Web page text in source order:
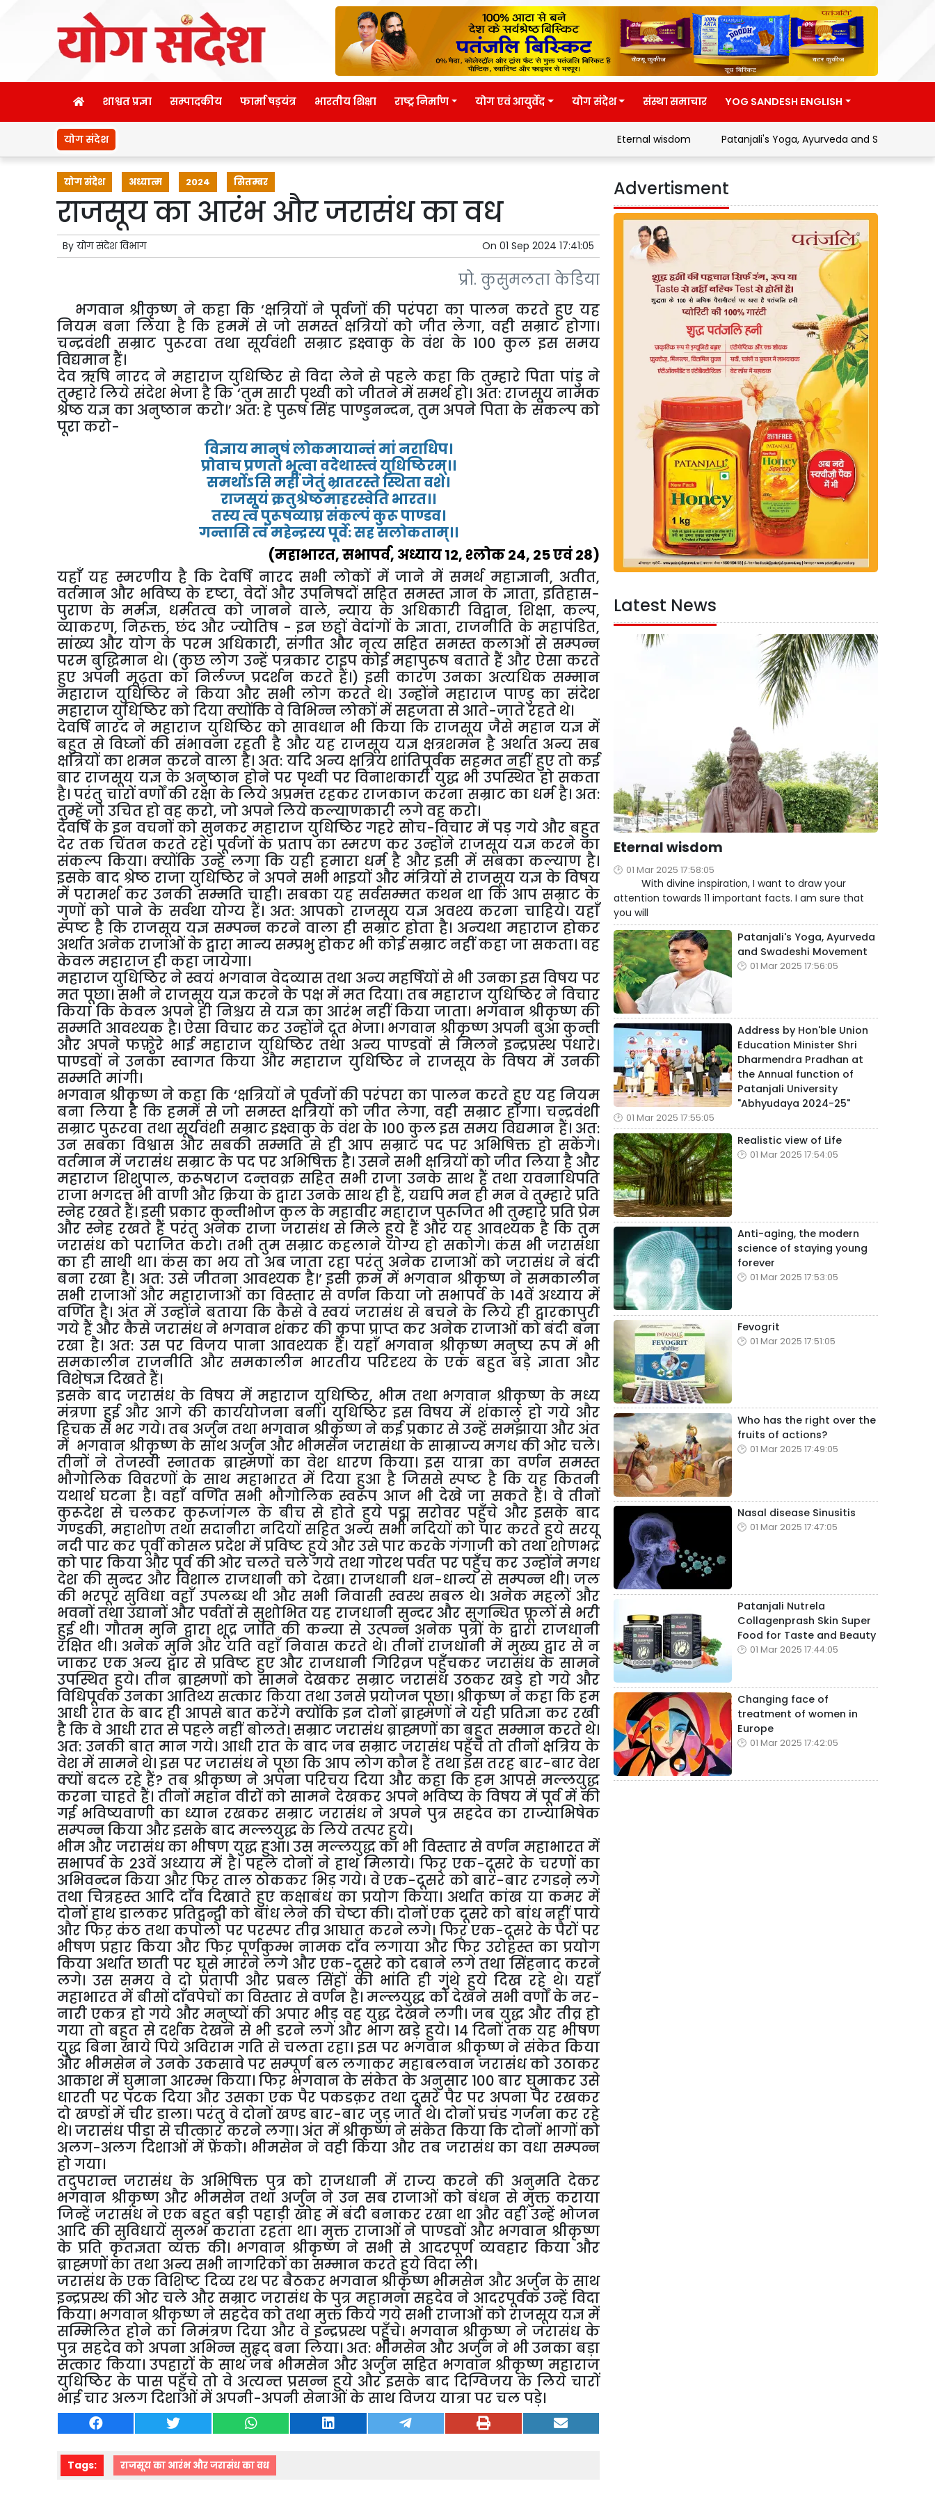
शाश्वत प्रज्ञा सम्पादकीय फार्मा षड़यंत्र भारतीय शिक्षा राष्ट्र निर्माण योग एवं आयुर्वेद योग संदेश संस्था समाचार YOG SANDESH ENGLISH
योग संदेश Eternal wisdom Patanjali's Yoga, Ayurveda and Swadeshi Movement
योग संदेश अध्यात्म 2024 सितम्बर
राजसूय का आरंभ और जरासंध का वध
By योग संदेश विभाग On 01 Sep 2024 17:41:05
प्रो. कुसुमलता केडिया
भगवान श्रीकृष्ण ने कहा कि ‘क्षत्रियों ने पूर्वजों की परंपरा का पालन करते हुए यह
नियम बना लिया है कि हममें से जो समस्त क्षत्रियों को जीत लेगा, वही सम्राट होगा।
चन्द्रवंशी सम्राट पुरूरवा तथा सूर्यवंशी सम्राट इक्ष्वाकु के वंश के 100 कुल इस समय
विद्यमान हैं।
देव ऋषि नारद ने महाराज युधिष्ठिर से विदा लेने से पहले कहा कि तुम्हारे पिता पांडु ने
तुम्हारे लिये संदेश भेजा है कि ‘तुम सारी पृथ्वी को जीतने में समर्थ हो। अत: राजसूय नामक
श्रेष्ठ यज्ञ का अनुष्ठान करो।’ अत: हे पुरूष सिंह पाण्डुनन्दन, तुम अपने पिता के संकल्प को
पूरा करो-
विज्ञाय मानुषं लोकमायान्तं मां नराधिप।
प्रोवाच प्रणतो भूत्वा वदेथास्त्वं युधिष्ठिरम्।।
समर्थोऽसि महीं जेतुं भ्रातरस्ते स्थिता वशे।
राजसूयं क्रतुश्रेष्ठमाहरस्वेति भारत।।
तस्य त्वं पुरूषव्याघ्र संकल्पं कुरू पाण्डव।
गन्तासि त्वं महेन्द्रस्य पूर्वे: सह सलोकताम्।।
(महाभारत, सभापर्व, अध्याय 12, श्लोक 24, 25 एवं 28)
यहाँ यह स्मरणीय है कि देवर्षि नारद सभी लोकों में जाने में समर्थ महाज्ञानी, अतीत,
वर्तमान और भविष्य के दृष्टा, वेदों और उपनिषदों सहित समस्त ज्ञान के ज्ञाता, इतिहास-
पुराण के मर्मज्ञ, धर्मतत्व को जानने वाले, न्याय के अधिकारी विद्वान, शिक्षा, कल्प,
व्याकरण, निरूक्त, छंद और ज्योतिष - इन छहों वेदांगों के ज्ञाता, राजनीति के महापंडित,
सांख्य और योग के परम अधिकारी, संगीत और नृत्य सहित समस्त कलाओं से सम्पन्न
परम बुद्धिमान थे। (कुछ लोग उन्हें पत्रकार टाइप कोई महापुरूष बताते हैं और ऐसा करते
हुए अपनी मूढ़ता का निर्लज्ज प्रदर्शन करते हैं।) इसी कारण उनका अत्यधिक सम्मान
महाराज युधिष्ठिर ने किया और सभी लोग करते थे। उन्होंने महाराज पाण्डु का संदेश
महाराज युधिष्ठिर को दिया क्योंकि वे विभिन्न लोकों में सहजता से आते-जाते रहते थे।
देवर्षि नारद ने महाराज युधिष्ठिर को सावधान भी किया कि राजसूय जैसे महान यज्ञ में
बहुत से विघ्नों की संभावना रहती है और यह राजसूय यज्ञ क्षत्रशमन है अर्थात अन्य सब
क्षत्रियों का शमन करने वाला है। अत: यदि अन्य क्षत्रिय शांतिपूर्वक सहमत नहीं हुए तो कई
बार राजसूय यज्ञ के अनुष्ठान होने पर पृथ्वी पर विनाशकारी युद्ध भी उपस्थित हो सकता
है। परंतु चारों वर्णों की रक्षा के लिये अप्रमत्त रहकर राजकाज करना सम्राट का धर्म है। अत:
तुम्हें जो उचित हो वह करो, जो अपने लिये कल्याणकारी लगे वह करो।
देवर्षि के इन वचनों को सुनकर महाराज युधिष्ठिर गहरे सोच-विचार में पड़ गये और बहुत
देर तक चिंतन करते रहे। पूर्वजों के प्रताप का स्मरण कर उन्होंने राजसूय यज्ञ करने का
संकल्प किया। क्योंकि उन्हें लगा कि यही हमारा धर्म है और इसी में सबका कल्याण है।
इसके बाद श्रेष्ठ राजा युधिष्ठिर ने अपने सभी भाइयों और मंत्रियों से राजसूय यज्ञ के विषय
में परामर्श कर उनकी सम्मति चाही। सबका यह सर्वसम्मत कथन था कि आप सम्राट के
गुणों को पाने के सर्वथा योग्य हैं। अत: आपको राजसूय यज्ञ अवश्य करना चाहिये। यहाँ
स्पष्ट है कि राजसूय यज्ञ सम्पन्न करने वाला ही सम्राट होता है। अन्यथा महाराज होकर
अर्थात अनेक राजाओं के द्वारा मान्य सम्प्रभु होकर भी कोई सम्राट नहीं कहा जा सकता। वह
केवल महाराज ही कहा जायेगा।
महाराज युधिष्ठिर ने स्वयं भगवान वेदव्यास तथा अन्य महर्षियों से भी उनका इस विषय पर
मत पूछा। सभी ने राजसूय यज्ञ करने के पक्ष में मत दिया। तब महाराज युधिष्ठिर ने विचार
किया कि केवल अपने ही निश्चय से यज्ञ का आरंभ नहीं किया जाता। भगवान श्रीकृष्ण की
सम्मति आवश्यक है। ऐसा विचार कर उन्होंने दूत भेजा। भगवान श्रीकृष्ण अपनी बुआ कुन्ती
और अपने फफ़़ुेरे भाई महाराज युधिष्ठिर तथा अन्य पाण्डवों से मिलने इन्द्रप्रस्थ पधारे।
पाण्डवों ने उनका स्वागत किया और महाराज युधिष्ठिर ने राजसूय के विषय में उनकी
सम्मति मांगी।
भगवान श्रीकृष्ण ने कहा कि ‘क्षत्रियों ने पूर्वजों की परंपरा का पालन करते हुए यह नियम
बना लिया है कि हममें से जो समस्त क्षत्रियों को जीत लेगा, वही सम्राट होगा। चन्द्रवंशी
सम्राट पुरूरवा तथा सूर्यवंशी सम्राट इक्ष्वाकु के वंश के 100 कुल इस समय विद्यमान हैं। अत:
उन सबका विश्वास और सबकी सम्मति से ही आप सम्राट पद पर अभिषिक्त हो सकेंगे।
वर्तमान में जरासंध सम्राट के पद पर अभिषिक्त है। उसने सभी क्षत्रियों को जीत लिया है और
महाराज शिशुपाल, करूषराज दन्तवक्र सहित सभी राजा उनके साथ हैं तथा यवनाधिपति
राजा भगदत्त भी वाणी और क्रिया के द्वारा उनके साथ ही हैं, यद्यपि मन ही मन वे तुम्हारे प्रति
स्नेह रखते हैं। इसी प्रकार कुन्तीभोज कुल के महावीर महाराज पुरूजित भी तुम्हारे प्रति प्रेम
और स्नेह रखते हैं परंतु अनेक राजा जरासंध से मिले हुये हैं और यह आवश्यक है कि तुम
जरासंध को पराजित करो। तभी तुम सम्राट कहलाने योग्य हो सकोगे। कंस भी जरासंधा
का ही साथी था। कंस का भय तो अब जाता रहा परंतु अनेक राजाओं को जरासंध ने बंदी
बना रखा है। अत: उसे जीतना आवश्यक है।’ इसी क्रम में भगवान श्रीकृष्ण ने समकालीन
सभी राजाओं और महाराजाओं का विस्तार से वर्णन किया जो सभापर्व के 14वें अध्याय में
वर्णित है। अंत में उन्होंने बताया कि कैसे वे स्वयं जरासंध से बचने के लिये ही द्वारकापुरी
गये हैं और कैसे जरासंध ने भगवान शंकर की कृपा प्राप्त कर अनेक राजाओं को बंदी बना
रखा है। अत: उस पर विजय पाना आवश्यक है। यहाँ भगवान श्रीकृष्ण मनुष्य रूप में भी
समकालीन राजनीति और समकालीन भारतीय परिदृश्य के एक बहुत बड़े ज्ञाता और
विशेषज्ञ दिखते हैं।
इसके बाद जरासंध के विषय में महाराज युधिष्ठिर, भीम तथा भगवान श्रीकृष्ण के मध्य
मंत्रणा हुई और आगे की कार्ययोजना बनी। युधिष्ठिर इस विषय में शंकालु हो गये और
हिचक से भर गये। तब अर्जुन तथा भगवान श्रीकृष्ण ने कई प्रकार से उन्हें समझाया और अंत
में भगवान श्रीकृष्ण के साथ अर्जुन और भीमसेन जरासंधा के साम्राज्य मगध की ओर चले।
तीनों ने तेजस्वी स्नातक ब्राह्मणों का वेश धारण किया। इस यात्रा का वर्णन समस्त
भौगोलिक विवरणों के साथ महाभारत में दिया हुआ है जिससे स्पष्ट है कि यह कितनी
यथार्थ घटना है। वहाँ वर्णित सभी भौगोलिक स्वरूप आज भी देखे जा सकते हैं। वे तीनों
कुरूदेश से चलकर कुरूजांगल के बीच से होते हुये पद्म सरोवर पहुँचे और इसके बाद
गण्डकी, महाशोण तथा सदानीरा नदियों सहित अन्य सभी नदियों को पार करते हुये सरयू
नदी पार कर पूर्वी कोसल प्रदेश में प्रविष्ट हुये और उसे पार करके गंगाजी को तथा शोणभद्र
को पार किया और पूर्व की ओर चलते चले गये तथा गोरथ पर्वत पर पहुँच कर उन्होंने मगध
देश की सुन्दर और विशाल राजधानी को देखा। राजधानी धन-धान्य से सम्पन्न थी। जल
की भरपूर सुविधा वहाँ उपलब्ध थी और सभी निवासी स्वस्थ सबल थे। अनेक महलों और
भवनों तथा उद्यानों और पर्वतों से सुशोभित यह राजधानी सुन्दर और सुगन्धित फ़ूलों से भरी
हुई थी। गौतम मुनि द्वारा शूद्र जाति की कन्या से उत्पन्न अनेक पुत्रों के द्वारा राजधानी
रक्षित थी। अनेक मुनि और यति वहाँ निवास करते थे। तीनों राजधानी में मुख्य द्वार से न
जाकर एक अन्य द्वार से प्रविष्ट हुए और राजधानी गिरिव्रज पहुँचकर जरासंध के सामने
उपस्थित हुये। तीन ब्राह्मणों को सामने देखकर सम्राट जरासंध उठकर खड़े हो गये और
विधिपूर्वक उनका आतिथ्य सत्कार किया तथा उनसे प्रयोजन पूछा। श्रीकृष्ण ने कहा कि हम
आधी रात के बाद ही आपसे बात करेंगे क्योंकि इन दोनों ब्राह्मणों ने यही प्रतिज्ञा कर रखी
है कि वे आधी रात से पहले नहीं बोलते। सम्राट जरासंध ब्राह्मणों का बहुत सम्मान करते थे।
अत: उनकी बात मान गये। आधी रात के बाद जब सम्राट जरासंध पहुँचे तो तीनों क्षत्रिय के
वेश में सामने थे। इस पर जरासंध ने पूछा कि आप लोग कौन हैं तथा इस तरह बार-बार वेश
क्यों बदल रहे हैं? तब श्रीकृष्ण ने अपना परिचय दिया और कहा कि हम आपसे मल्लयुद्ध
करना चाहते हैं। तीनों महान वीरों को सामने देखकर अपने भविष्य के विषय में पूर्व में की
गई भविष्यवाणी का ध्यान रखकर सम्राट जरासंध ने अपने पुत्र सहदेव का राज्याभिषेक
सम्पन्न किया और इसके बाद मल्लयुद्ध के लिये तत्पर हुये।
भीम और जरासंध का भीषण युद्ध हुआ। उस मल्लयुद्ध का भी विस्तार से वर्णन महाभारत में
सभापर्व के 23वें अध्याय में है। पहले दोनों ने हाथ मिलाये। फिऱ एक-दूसरे के चरणों का
अभिवन्दन किया और फिऱ ताल ठोककर भिड़ गये। वे एक-दूसरे को बार-बार रगडऩे लगे
तथा चित्रहस्त आदि दाँव दिखाते हुए कक्षाबंध का प्रयोग किया। अर्थात कांख या कमर में
दोनों हाथ डालकर प्रतिद्वन्द्वी को बांध लेने की चेष्टा की। दोनों एक दूसरे को बांध नहीं पाये
और फिऱ कंठ तथा कपोलो पर परस्पर तीव्र आघात करने लगे। फिऱ एक-दूसरे के पैरों पर
भीषण प्रहार किया और फिऱ पूर्णकुम्भ नामक दाँव लगाया और फिऱ उरोहस्त का प्रयोग
किया अर्थात छाती पर घूसे मारने लगे और एक-दूसरे को दबाने लगे तथा सिंहनाद करने
लगे। उस समय वे दो प्रतापी और प्रबल सिंहों की भांति ही गुंथे हुये दिख रहे थे। यहाँ
महाभारत में बीसों दाँवपेचों का विस्तार से वर्णन है। मल्लयुद्ध को देखने सभी वर्णों के नर-
नारी एकत्र हो गये और मनुष्यों की अपार भीड़ वह युद्ध देखने लगी। जब युद्ध और तीव्र हो
गया तो बहुत से दर्शक देखने से भी डरने लगे और भाग खड़े हुये। 14 दिनों तक यह भीषण
युद्ध बिना खाये पिये अविराम गति से चलता रहा। इस पर भगवान श्रीकृष्ण ने संकेत किया
और भीमसेन ने उनके उकसावे पर सम्पूर्ण बल लगाकर महाबलवान जरासंध को उठाकर
आकाश में घुमाना आरम्भ किया। फिऱ भगवान के संकेत के अनुसार 100 बार घुमाकर उसे
धारती पर पटक दिया और उसका एक पैर पकडक़र तथा दूसरे पैर पर अपना पैर रखकर
दो खण्डों में चीर डाला। परंतु वे दोनों खण्ड बार-बार जुड़ जाते थे। दोनों प्रचंड गर्जना कर रहे
थे। जरासंध पीड़ा से चीत्कार करने लगा। अंत में श्रीकृष्ण ने संकेत किया कि दोनों भागों को
अलग-अलग दिशाओं में फ़ेंको। भीमसेन ने वही किया और तब जरासंध का वधा सम्पन्न
हो गया।
तदुपरान्त जरासंध के अभिषिक्त पुत्र को राजधानी में राज्य करने की अनुमति देकर
भगवान श्रीकृष्ण और भीमसेन तथा अर्जुन ने उन सब राजाओं को बंधन से मुक्त कराया
जिन्हें जरासंध ने एक बहुत बड़ी पहाड़ी खोह में बंदी बनाकर रखा था और वहीं उन्हें भोजन
आदि की सुविधायें सुलभ कराता रहता था। मुक्त राजाओं ने पाण्डवों और भगवान श्रीकृष्ण
के प्रति कृतज्ञता व्यक्त की। भगवान श्रीकृष्ण ने सभी से आदरपूर्ण व्यवहार किया और
ब्राह्मणों का तथा अन्य सभी नागरिकों का सम्मान करते हुये विदा ली।
जरासंध के एक विशिष्ट दिव्य रथ पर बैठकर भगवान श्रीकृष्ण भीमसेन और अर्जुन के साथ
इन्द्रप्रस्थ की ओर चले और सम्राट जरासंध के पुत्र महामना सहदेव ने आदरपूर्वक उन्हें विदा
किया। भगवान श्रीकृष्ण ने सहदेव को तथा मुक्त किये गये सभी राजाओं को राजसूय यज्ञ में
सम्मिलित होने का निमंत्रण दिया और वे इन्द्रप्रस्थ पहुँचे। भगवान श्रीकृष्ण ने जरासंध के
पुत्र सहदेव को अपना अभिन्न सुहृद् बना लिया। अत: भीमसेन और अर्जुन ने भी उनका बड़ा
सत्कार किया। उपहारों के साथ जब भीमसेन और अर्जुन सहित भगवान श्रीकृष्ण महाराज
युधिष्ठिर के पास पहुँचे तो वे अत्यन्त प्रसन्न हुये और इसके बाद दिग्विजय के लिये चारों
भाई चार अलग दिशाओं में अपनी-अपनी सेनाओं के साथ विजय यात्रा पर चल पड़े।
Tags: राजसूय का आरंभ और जरासंध का वध
Advertisment
Latest News
Eternal wisdom
01 Mar 2025 17:58:05
With divine inspiration, I want to draw your
attention towards 11 important facts. I am sure that
you will
Patanjali's Yoga, Ayurveda
and Swadeshi Movement
01 Mar 2025 17:56:05
Address by Hon'ble Union
Education Minister Shri
Dharmendra Pradhan at
the Annual function of
Patanjali University
"Abhyudaya 2024-25"
01 Mar 2025 17:55:05
Realistic view of Life
01 Mar 2025 17:54:05
Anti-aging, the modern
science of staying young
forever
01 Mar 2025 17:53:05
Fevogrit
01 Mar 2025 17:51:05
Who has the right over the
fruits of actions?
01 Mar 2025 17:49:05
Nasal disease Sinusitis
01 Mar 2025 17:47:05
Patanjali Nutrela
Collagenprash Skin Super
Food for Taste and Beauty
01 Mar 2025 17:44:05
Changing face of
treatment of women in
Europe
01 Mar 2025 17:42:05